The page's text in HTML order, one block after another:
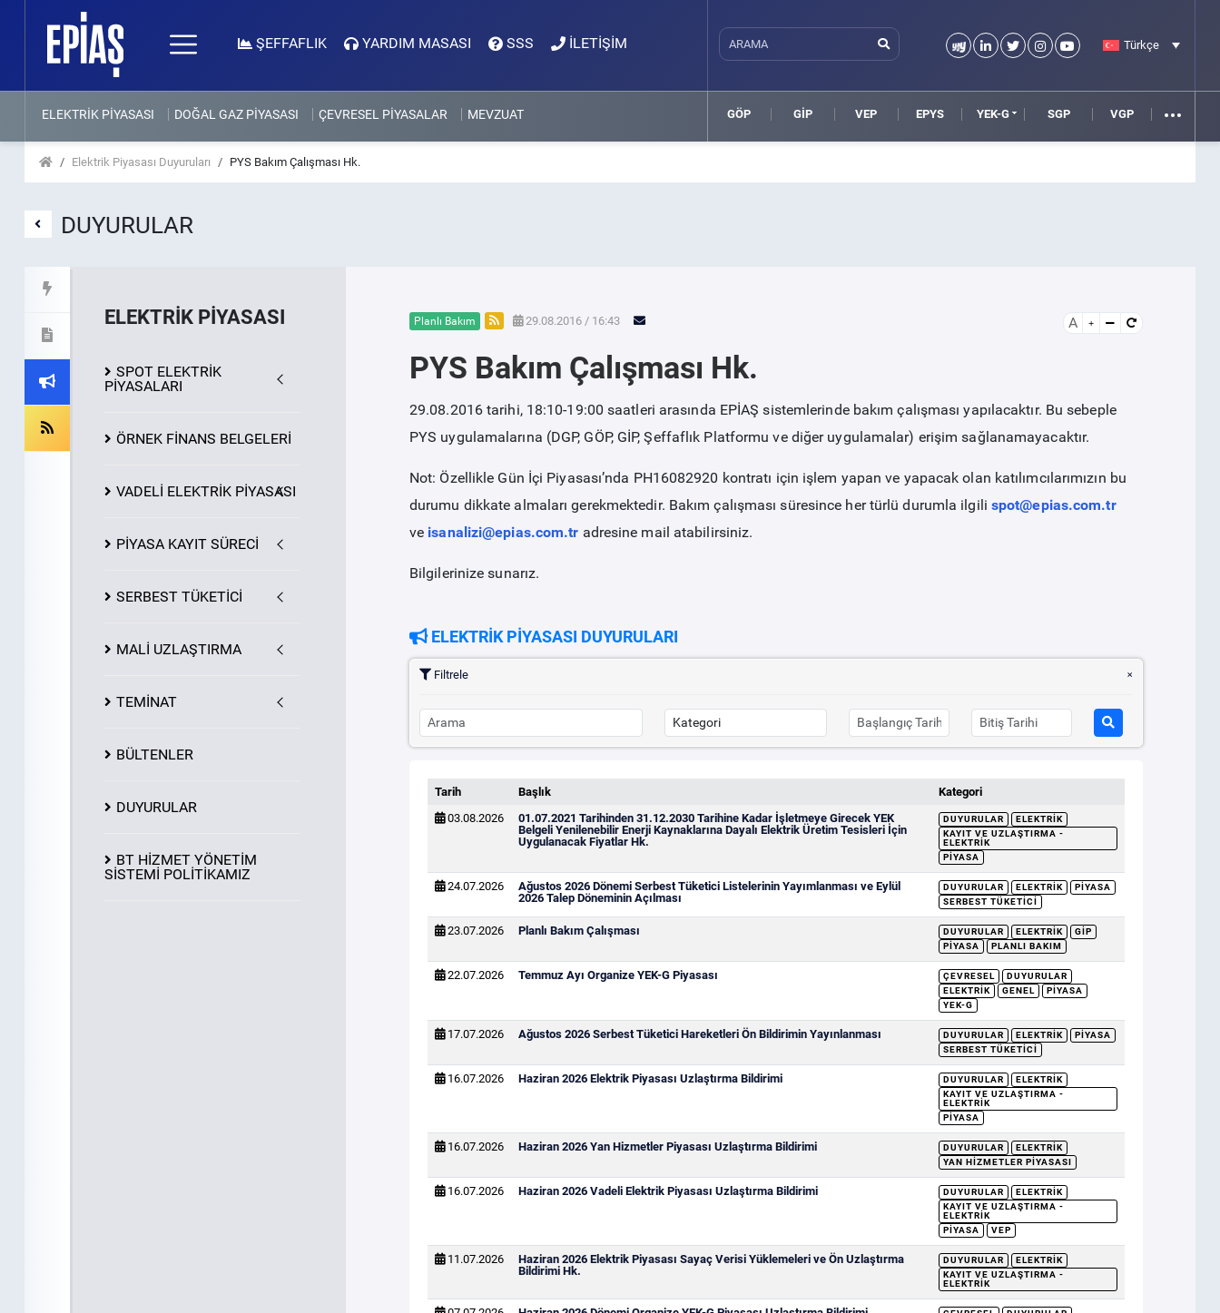
ŞEFFAFLIK YARDIM MASASI SSS İLETİŞİM Türkçe
ELEKTRİK PİYASASI DOĞAL GAZ PİYASASI ÇEVRESEL PİYASALAR MEVZUAT GÖP GİP VEP EPYS YEK-G SGP VGP
Elektrik Piyasası Duyuruları PYS Bakım Çalışması Hk.
DUYURULAR
ELEKTRİK PİYASASI
SPOT ELEKTRİK
PİYASALARI
ÖRNEK FİNANS BELGELERİ
VADELİ ELEKTRİK PİYASASI
PİYASAKAYIT SÜRECİ
SERBEST TÜKETİCİ
MALİ UZLAŞTIRMA
TEMİNAT
BÜLTENLER
DUYURULAR
BT HİZMET YÖNETİM
SİSTEMİ POLİTİKAMIZ
Planlı Bakım 29.08.2016 / 16:43 A
PYS Bakım Çalışması Hk.
29.08.2016 tarihi, 18:10-19:00 saatleri arasında EPİAŞ sistemlerinde bakım çalışması yapılacaktır. Bu sebeple
PYS uygulamalarına (DGP, GÖP, GİP, Şeffaflık Platformu ve diğer uygulamalar) erişim sağlanamayacaktır.
Not: Özellikle Gün İçi Piyasası’nda PH16082920 kontratı için işlem yapan ve yapacak olan katılımcılarımızın bu
durumu dikkate almaları gerekmektedir. Bakım çalışması süresince her türlü durumla ilgili spot@epias.com.tr
ve isanalizi@epias.com.tr adresine mail atabilirsiniz.
Bilgilerinize sunarız.
ELEKTRİK PİYASASI DUYURULARI
Filtrele
Tarih Başlık
Kategori
03.08.2026
01.07.2021 Tarihinden 31.12.2030 Tarihine Kadar İşletmeye Girecek YEK
Belgeli Yenilenebilir Enerji Kaynaklarına Dayalı Elektrik Üretim Tesisleri İçin
Uygulanacak Fiyatlar Hk.
DUYURULAR
ELEKTRIK
KAYIT VE UZLAŞTIRMA -
ELEKTRIK
PIYASA
24.07.2026
Ağustos 2026 Dönemi Serbest Tüketici Listelerinin Yayımlanması ve Eylül
2026 Talep Döneminin Açılması
DUYURULAR ELEKTRIK
PIYASA
SERBEST TÜKETICI
23.07.2026 Planlı Bakım Çalışması DUYURULAR ELEKTRIK
GİP
PIYASA
PLANLI BAKIM
22.07.2026 Temmuz Ayı Organize YEK-G Piyasası ÇEVRESEL
DUYURULAR
ELEKTRIK
GENEL
PIYASA
YEK-G
17.07.2026 Ağustos 2026 Serbest Tüketici Hareketleri Ön Bildirimin Yayınlanması DUYURULAR ELEKTRIK
PIYASA
SERBEST TÜKETICI
16.07.2026 Haziran 2026 Elektrik Piyasası Uzlaştırma Bildirimi DUYURULAR
ELEKTRIK
KAYIT VE UZLAŞTIRMA -
ELEKTRIK
PIYASA
16.07.2026 Haziran 2026 Yan Hizmetler Piyasası Uzlaştırma Bildirimi DUYURULAR
ELEKTRIK
YAN HIZMETLER PIYASASI
16.07.2026 Haziran 2026 Vadeli Elektrik Piyasası Uzlaştırma Bildirimi DUYURULAR
ELEKTRIK
KAYIT VE UZLAŞTIRMA -
ELEKTRIK
PIYASA
VEP
11.07.2026
Haziran 2026 Elektrik Piyasası Sayaç Verisi Yüklemeleri ve Ön Uzlaştırma
Bildirimi Hk.
DUYURULAR
ELEKTRIK
KAYIT VE UZLAŞTIRMA -
ELEKTRIK